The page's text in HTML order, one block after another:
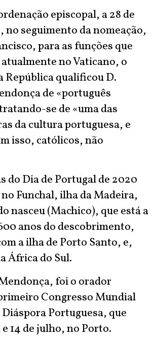
episcopal, a 28 de
no seguimento da nomeação,
para as funções que
no Vaticano, o
República qualificou D.
de «português
se de «uma das
da cultura portuguesa, e
isso, católicos, não
do Dia de Portugal de 2020
Funchal, ilha da Madeira,
nasceu (Machico), que está a
anos do descobrimento,
a ilha de Porto Santo, e,
África do Sul.
foi o orador
Congresso Mundial
Diáspora Portuguesa, que
e 14 de julho, no Porto.